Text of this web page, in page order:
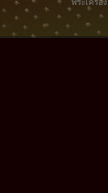
พระเครื่อง